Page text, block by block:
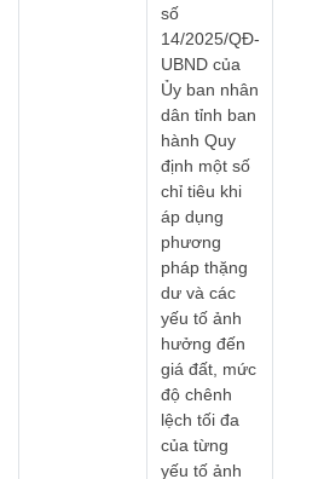
số
14/2025/QĐ-
UBND của
Ủy ban nhân
dân tỉnh ban
hành Quy
định một số
chỉ tiêu khi
áp dụng
phương
pháp thặng
dư và các
yếu tố ảnh
hưởng đến
giá đất, mức
độ chênh
lệch tối đa
của từng
yếu tố ảnh